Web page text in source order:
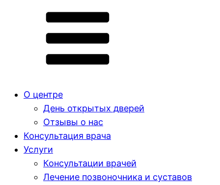
О центре
День открытых дверей
Отзывы о нас
Консультация врача
Услуги
Консультации врачей
Лечение позвоночника и суставов